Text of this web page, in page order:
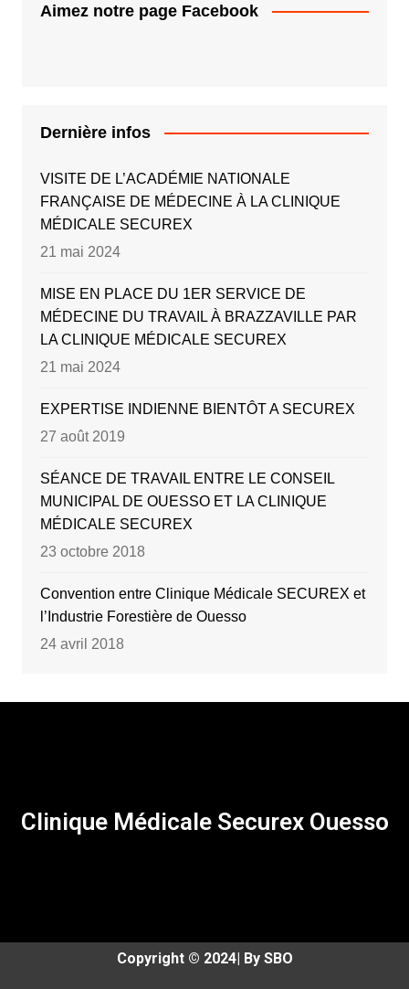
Aimez notre page Facebook
Dernière infos
VISITE DE L’ACADÉMIE NATIONALE
FRANÇAISE DE MÉDECINE À LA CLINIQUE
MÉDICALE SECUREX
21 mai 2024
MISE EN PLACE DU 1ER SERVICE DE
MÉDECINE DU TRAVAIL À BRAZZAVILLE PAR
LA CLINIQUE MÉDICALE SECUREX
21 mai 2024
EXPERTISE INDIENNE BIENTÔT A SECUREX
27 août 2019
SÉANCE DE TRAVAIL ENTRE LE CONSEIL
MUNICIPAL DE OUESSO ET LA CLINIQUE
MÉDICALE SECUREX
23 octobre 2018
Convention entre Clinique Médicale SECUREX et
l’Industrie Forestière de Ouesso
24 avril 2018
Clinique Médicale Securex Ouesso
Copyright © 2024| By SBO